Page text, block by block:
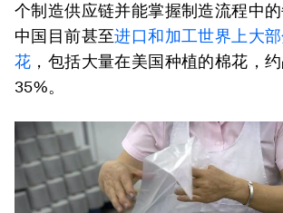
个制造供应链并能掌握制造流程中的
中国目前甚至进口和加工世界上大
花 ，包括大量在美国种植的棉花，
35%。